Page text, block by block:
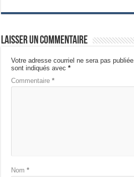
Laisser un commentaire
Votre adresse courriel ne sera pas publiée.
sont indiqués avec*
Commentaire*
Nom*